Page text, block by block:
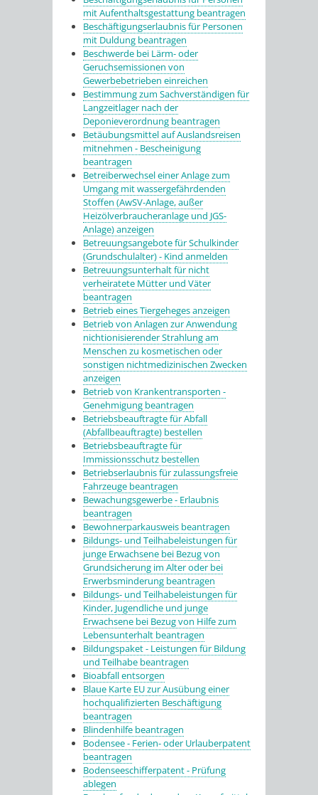
mit Aufenthaltsgestattung beantragen
Beschäftigungserlaubnis für Personen
mit Duldung beantragen
Beschwerde bei Lärm- oder
Geruchsemissionen von
Gewerbebetrieben einreichen
Bestimmung zum Sachverständigen für
Langzeitlager nach der
Deponieverordnung beantragen
Betäubungsmittel auf Auslandsreisen
mitnehmen - Bescheinigung
beantragen
Betreiberwechsel einer Anlage zum
Umgang mit wassergefährdenden
Stoffen (AwSV-Anlage, außer
Heizölverbraucheranlage und JGS-
Anlage) anzeigen
Betreuungsangebote für Schulkinder
(Grundschulalter) - Kind anmelden
Betreuungsunterhalt für nicht
verheiratete Mütter und Väter
beantragen
Betrieb eines Tiergeheges anzeigen
Betrieb von Anlagen zur Anwendung
nichtionisierender Strahlung am
Menschen zu kosmetischen oder
sonstigen nichtmedizinischen Zwecken
anzeigen
Betrieb von Krankentransporten -
Genehmigung beantragen
Betriebsbeauftragte für Abfall
(Abfallbeauftragte) bestellen
Betriebsbeauftragte für
Immissionsschutz bestellen
Betriebserlaubnis für zulassungsfreie
Fahrzeuge beantragen
Bewachungsgewerbe - Erlaubnis
beantragen
Bewohnerparkausweis beantragen
Bildungs- und Teilhabeleistungen für
junge Erwachsene bei Bezug von
Grundsicherung im Alter oder bei
Erwerbsminderung beantragen
Bildungs- und Teilhabeleistungen für
Kinder, Jugendliche und junge
Erwachsene bei Bezug von Hilfe zum
Lebensunterhalt beantragen
Bildungspaket - Leistungen für Bildung
und Teilhabe beantragen
Bioabfall entsorgen
Blaue Karte EU zur Ausübung einer
hochqualifizierten Beschäftigung
beantragen
Blindenhilfe beantragen
Bodensee - Ferien- oder Urlauberpatent
beantragen
Bodenseeschifferpatent - Prüfung
ablegen